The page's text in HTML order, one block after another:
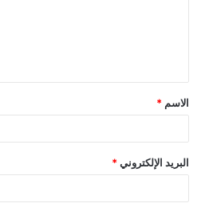
ق
*
الاسم *
البريد الإلكتروني *